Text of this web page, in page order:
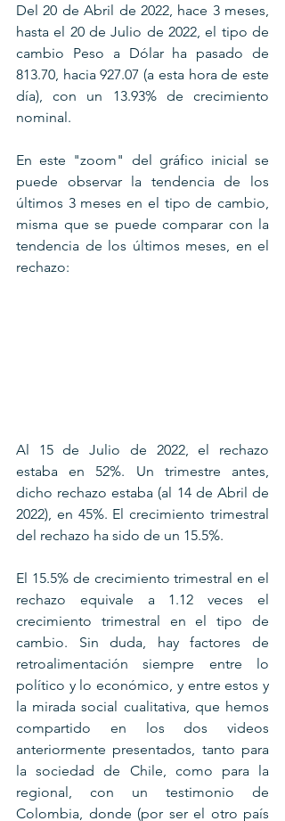
Del 20 de Abril de 2022, hace 3 meses,
hasta el 20 de Julio de 2022, el tipo de
cambio Peso a Dólar ha pasado de
813.70, hacia 927.07 (a esta hora de este
día), con un 13.93% de crecimiento
nominal.
En este "zoom" del gráfico inicial se
puede observar la tendencia de los
últimos 3 meses en el tipo de cambio,
misma que se puede comparar con la
tendencia de los últimos meses, en el
rechazo:
Al 15 de Julio de 2022, el rechazo
estaba en 52%. Un trimestre antes,
dicho rechazo estaba (al 14 de Abril de
2022), en 45%. El crecimiento trimestral
del rechazo ha sido de un 15.5%.
El 15.5% de crecimiento trimestral en el
rechazo equivale a 1.12 veces el
crecimiento trimestral en el tipo de
cambio. Sin duda, hay factores de
retroalimentación siempre entre lo
político y lo económico, y entre estos y
la mirada social cualitativa, que hemos
compartido en los dos videos
anteriormente presentados, tanto para
la sociedad de Chile, como para la
regional, con un testimonio de
Colombia, donde (por ser el otro país